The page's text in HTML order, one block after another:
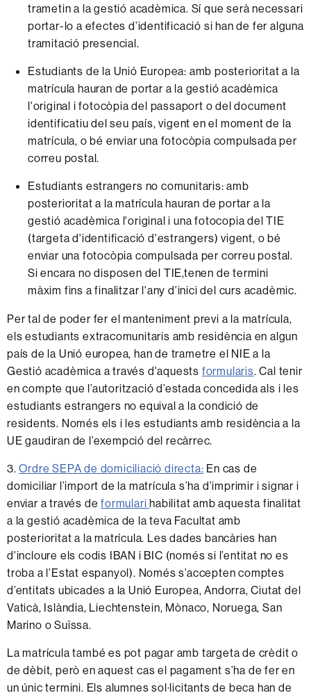
trametin a la gestió acadèmica. Sí que serà necessari
portar-lo a efectes d’identificació si han de fer alguna
tramitació presencial.
Estudiants de la Unió Europea: amb posterioritat a la
matrícula hauran de portar a la gestió acadèmica
l'original i fotocòpia del passaport o del document
identificatiu del seu país, vigent en el moment de la
matrícula, o bé enviar una fotocòpia compulsada per
correu postal.
Estudiants estrangers no comunitaris: amb
posterioritat a la matrícula hauran de portar a la
gestió acadèmica l'original i una fotocopia del TIE
(targeta d'identificació d'estrangers) vigent, o bé
enviar una fotocòpia compulsada per correu postal.
Si encara no disposen del TIE,tenen de termini
màxim fins a finalitzar l'any d'inici del curs acadèmic.
Per tal de poder fer el manteniment previ a la matrícula,
els estudiants extracomunitaris amb residència en algun
país de la Unió europea, han de trametre el NIE a la
Gestió acadèmica a través d'aquests formularis. Cal tenir
en compte que l’autorització d’estada concedida als i les
estudiants estrangers no equival a la condició de
residents. Només els i les estudiants amb residència a la
UE gaudiran de l’exempció del recàrrec.
3.Ordre SEPA de domiciliació directa: En cas de
domiciliar l’import de la matrícula s’ha d’imprimir i signar i
enviar a través deformularihabilitat amb aquesta finalitat
a la gestió acadèmica de la teva Facultat amb
posterioritat a la matrícula. Les dades bancàries han
d'incloure els codis IBAN i BIC (només si l’entitat no es
troba a l’Estat espanyol). Només s’accepten comptes
d’entitats ubicades a la Unió Europea, Andorra, Ciutat del
Vaticà, Islàndia, Liechtenstein, Mònaco, Noruega, San
Marino o Suïssa.
La matrícula també es pot pagar amb targeta de crèdit o
de dèbit, però en aquest cas el pagament s’ha de fer en
un únic termini. Els alumnes sol·licitants de beca han de